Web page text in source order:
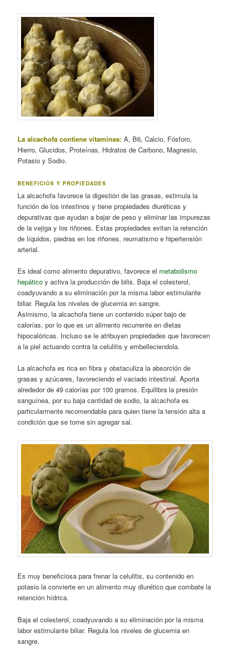
La alcachofa contiene vitaminas: A, B6, Calcio, Fósforo,
Hierro, Glucidos, Proteínas, Hidratos de Carbono, Magnesio,
Potasio y Sodio.
BENEFICIOS Y PROPIEDADES
La alcachofa favorece la digestión de las grasas, estimula la
función de los intestinos y tiene propiedades diuréticas y
depurativas que ayudan a bajar de peso y eliminar las impurezas
de la vejiga y los riñones. Estas propiedades evitan la retención
de líquidos, piedras en los riñones, reumatismo e hipertensión
arterial.
Es ideal como alimento depurativo, favorece el metabolismo
hepáticoy activa la producción de bilis. Baja el colesterol,
coadyuvando a su eliminación por la misma labor estimulante
biliar. Regula los niveles de glucemia en sangre.
Asimismo, la alcachofa tiene un contenido súper bajo de
calorías, por lo que es un alimento recurrente en dietas
hipocalóricas. Incluso se le atribuyen propiedades que favorecen
a la piel actuando contra la celulitis y embelleciendola.
La alcachofa es rica en fibra y obstaculiza la absorción de
grasas y azúcares, favoreciendo el vaciado intestinal. Aporta
alrededor de 49 calorías por 100 gramos. Equilibra la presión
sanguínea, por su baja cantidad de sodio, la alcachofa es
particularmente recomendable para quien tiene la tensión alta a
condición que se tome sin agregar sal.
Es muy beneficiosa para frenar la celulitis, su contenido en
potasio la convierte en un alimento muy diurético que combate la
retención hídrica.
Baja el colesterol, coadyuvando a su eliminación por la misma
labor estimulante biliar. Regula los niveles de glucemia en
sangre.